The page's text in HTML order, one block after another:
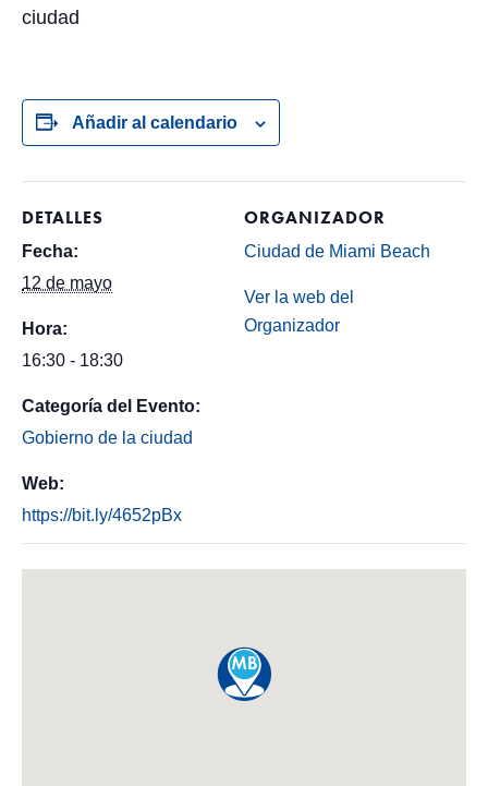
ciudad
Añadir al calendario
DETALLES
Fecha:
12 de mayo
Hora:
16:30 - 18:30
Categoría del Evento:
Gobierno de la ciudad
Web:
https://bit.ly/4652pBx
ORGANIZADOR
Ciudad de Miami Beach
Ver la web del
Organizador